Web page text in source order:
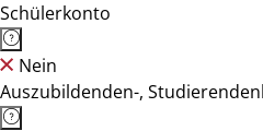
Schülerkonto
Nein
Auszubildenden-,